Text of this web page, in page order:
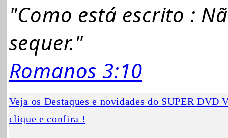
"Como está escrito :
sequer."
Romanos 3:10
Veja os Destaques e novidades do SUPER
clique e confira !